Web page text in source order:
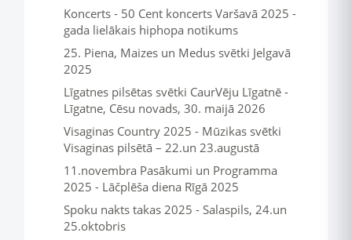
Koncerts - 50 Cent koncerts Varšavā 2025 -
gada lielākais hiphopa notikums
25. Piena, Maizes un Medus svētki Jelgavā
2025
Līgatnes pilsētas svētki CaurVēju Līgatnē -
Līgatne, Cēsu novads, 30. maijā 2026
Visaginas Country 2025 - Mūzikas svētki
Visaginas pilsētā – 22.un 23.augustā
11.novembra Pasākumi un Programma
2025 - Lāčplēša diena Rīgā 2025
Spoku nakts takas 2025 - Salaspils, 24.un
25.oktobris